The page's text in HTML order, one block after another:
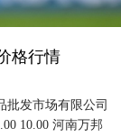
格行情
批发市场有限公司
10.00 河南万邦